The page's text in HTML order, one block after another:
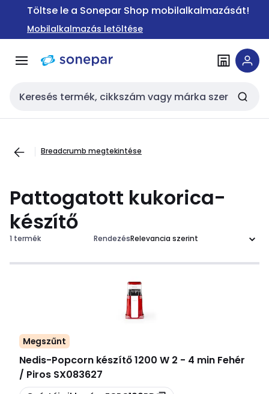
Ugrás a
Ugrás a
tartalomra
Töltse le a Sonepar Shop mobilalkalmazását!
Mobilalkalmazás letöltése
Keresési bemenet
Breadcrumb megtekintése
Pattogatott kukorica-
készítő
1 termék Rendezés
Megszűnt
Nedis-Popcorn készítő 1200 W 2 - 4 min Fehér
/ Piros SX083627